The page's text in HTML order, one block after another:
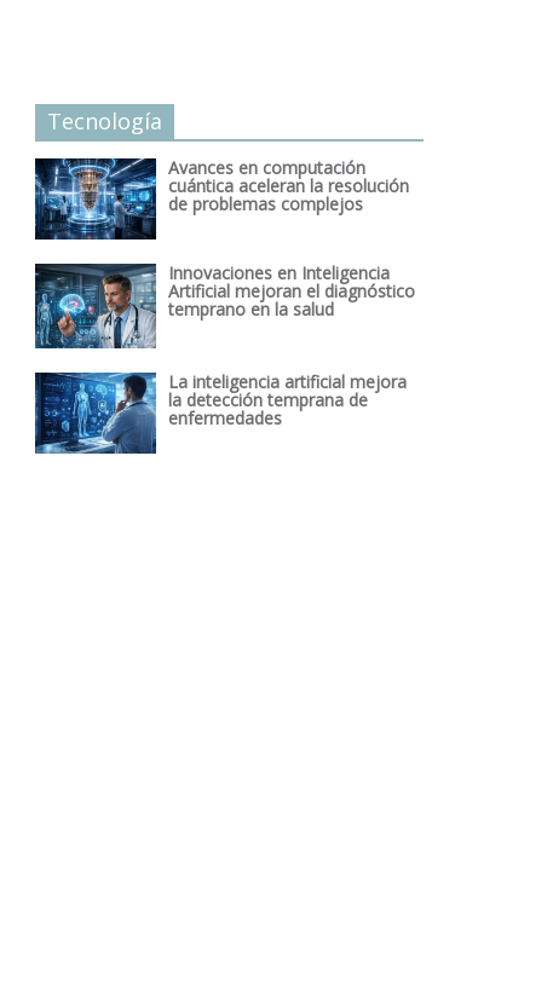
Tecnología
Avances en computación
cuántica aceleran la resolución
de problemas complejos
Innovaciones en Inteligencia
Artificial mejoran el diagnóstico
temprano en la salud
La inteligencia artificial mejora
la detección temprana de
enfermedades